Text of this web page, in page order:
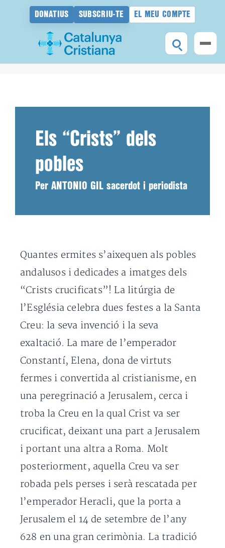
DONATIUS SUBSCRIU-TE EL MEU COMPTE
Els “Crists” dels
pobles
Per ANTONIO GIL sacerdot i periodista
Quantes ermites s’aixequen als pobles
andalusos i dedicades a imatges dels
“Crists crucificats”! La litúrgia de
l’Església celebra dues festes a la Santa
Creu: la seva invenció i la seva
exaltació. La mare de l’emperador
Constantí, Elena, dona de virtuts
fermes i convertida al cristianisme, en
una peregrinació a Jerusalem, cerca i
troba la Creu en la qual Crist va ser
crucificat, deixant una part a Jerusalem
i portant una altra a Roma. Molt
posteriorment, aquella Creu va ser
robada pels perses i serà rescatada per
l’emperador Heracli, que la porta a
Jerusalem el 14 de setembre de l’any
628 en una gran cerimònia. La tradició